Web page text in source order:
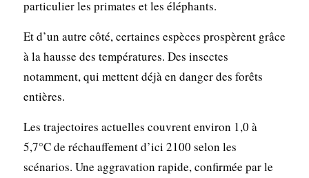
particulier les primates et les éléphants.
Et d’un autre côté, certaines espèces prospèrent grâce
à la hausse des températures. Des insectes
notamment, qui mettent déjà en danger des forêts
entières.
Les trajectoires actuelles couvrent environ 1,0 à
5,7°C de réchauffement d’ici 2100 selon les
scénarios. Une aggravation rapide, confirmée par le